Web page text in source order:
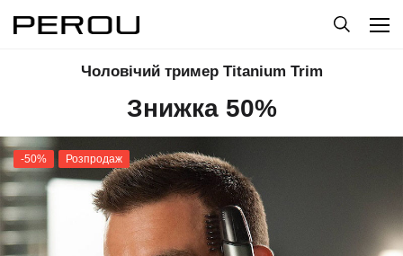
Чоловічий тример Titanium Trim
Знижка 50%
-50% Розпродаж